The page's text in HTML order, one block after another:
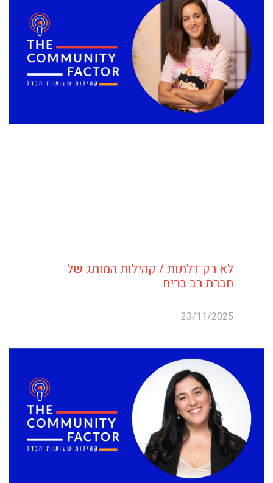
לא רק דלתות / קהילות המותג של
חברת רב בריח
23/11/2025